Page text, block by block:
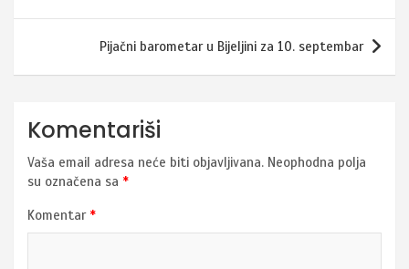
Pijačni barometar u Bijeljini za 10. septembar
Komentariši
Vaša email adresa neće biti objavljivana. Neophodna polja
su označena sa *
Komentar *